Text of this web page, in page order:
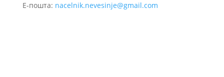
Е-пошта: nacelnik.nevesinje@gmail.com